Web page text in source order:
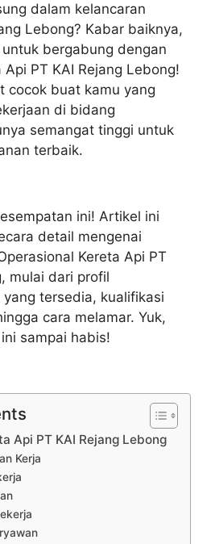
dalam kelancaran
Lebong? Kabar baiknya,
bergabung dengan
PT KAI Rejang Lebong!
cocok buat kamu yang
di bidang
semangat tinggi untuk
terbaik.
ini! Artikel ini
detail mengenai
Kereta Api PT
mulai dari profil
tersedia, kualifikasi
cara melamar. Yuk,
sampai habis!
Api PT KAI Rejang Lebong
Kerja